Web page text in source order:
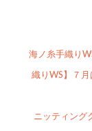
海ノ糸手織り
織りWS】７
ニッティング